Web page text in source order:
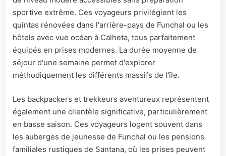
sportive extrême. Ces voyageurs privilégient les
quintas rénovées dans l'arrière-pays de Funchal ou les
hôtels avec vue océan à Calheta, tous parfaitement
équipés en prises modernes. La durée moyenne de
séjour d'une semaine permet d'explorer
méthodiquement les différents massifs de l'île.
Les backpackers et trekkeurs aventureux représentent
également une clientèle significative, particulièrement
en basse saison. Ces voyageurs logent souvent dans
les auberges de jeunesse de Funchal ou les pensions
familiales rustiques de Santana, où les prises peuvent